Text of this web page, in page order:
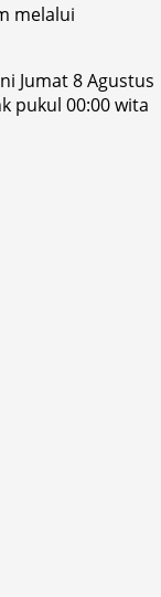
melalui
Jumat 8 Agustus
pukul 00:00 wita